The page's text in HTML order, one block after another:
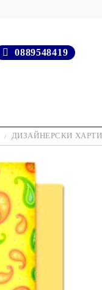
0889548419
ДИЗАЙНЕРСКИ